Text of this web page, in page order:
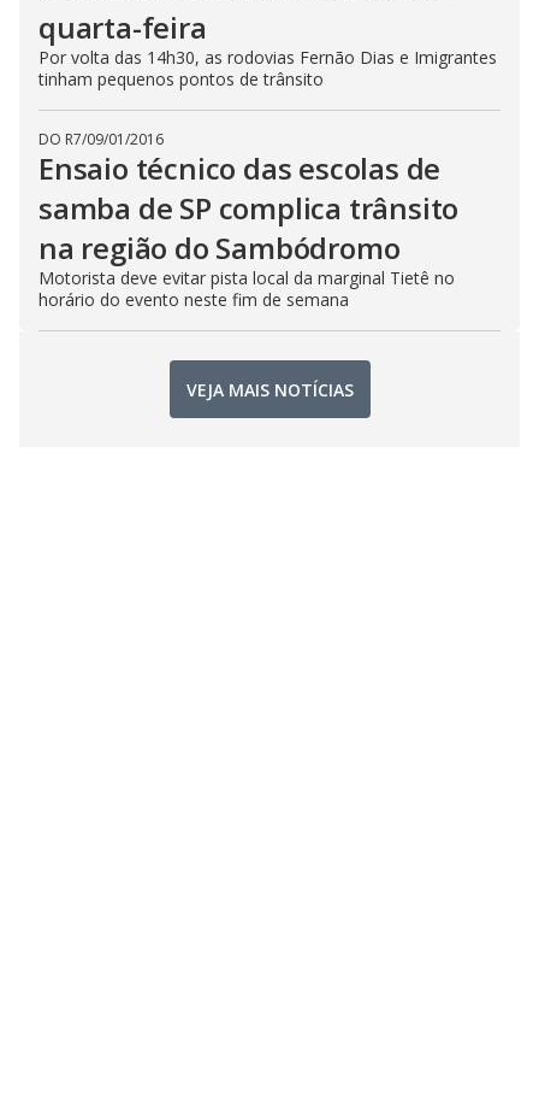
quarta-feira
Por volta das 14h30, as rodovias Fernão Dias e Imigrantes
tinham pequenos pontos de trânsito
DO R7/09/01/2016
Ensaio técnico das escolas de
samba de SP complica trânsito
na região do Sambódromo
Motorista deve evitar pista local da marginal Tietê no
horário do evento neste fim de semana
VEJA MAIS NOTÍCIAS